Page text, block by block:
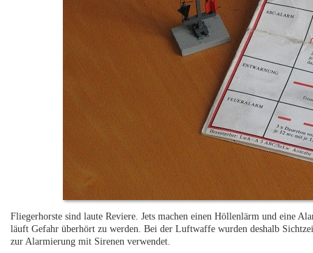
Fliegerhorste sind laute Reviere. Jets machen einen Höllenlärm und eine
läuft Gefahr überhört zu werden. Bei der Luftwaffe wurden deshalb
zur Alarmierung mit Sirenen verwendet.